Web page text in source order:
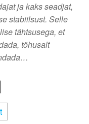
ja kaks seadjat,
stabiilsust. Selle
tähtsusega, et
tõhusalt